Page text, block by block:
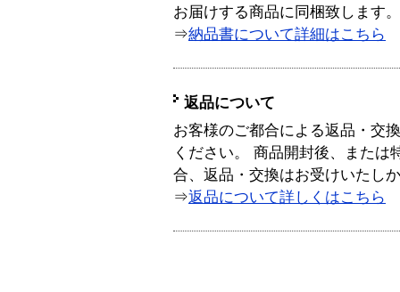
お届けする商品に同梱致します。
⇒納品書について詳細はこちら
返品について
お客様のご都合による返品・交
ください。 商品開封後、または
合、返品・交換はお受けいたし
⇒返品について詳しくはこちら